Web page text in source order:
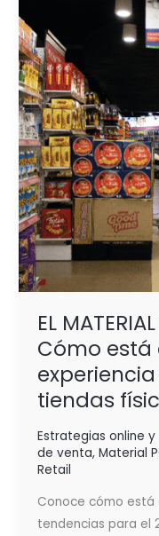
EL
Cómo
tiendas
Estrategias online
de venta, Material
Retail
Conoce cómo está
tendencias para el
EL
2026:
Cómo
está
cambiando
la
experiencia
de
compra
en
tiendas
físicas